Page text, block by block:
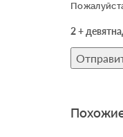
2 +